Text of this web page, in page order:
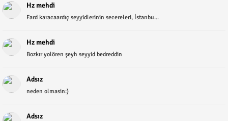
Hz mehdi
Fard karacaardıç seyyidlerinin secereleri, İstanbu...
Hz mehdi
Bozkır yolören şeyh seyyid bedreddin
Adsız
neden olmasin:)
Adsız